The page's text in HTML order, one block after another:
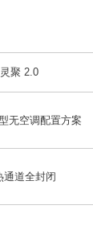
灵聚 2.0
无空调配置方案
通道全封闭